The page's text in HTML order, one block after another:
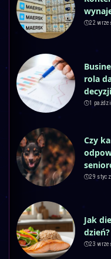
22
rola
1
Czy
29
Jak
dzień?
23